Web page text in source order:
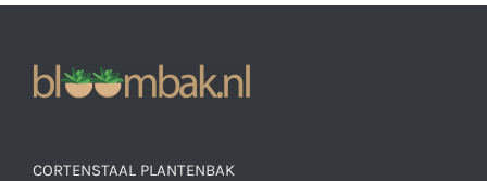
CORTENSTAAL PLANTENBAK